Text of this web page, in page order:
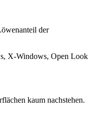
der
X-Windows, Open Look
kaum nachstehen.